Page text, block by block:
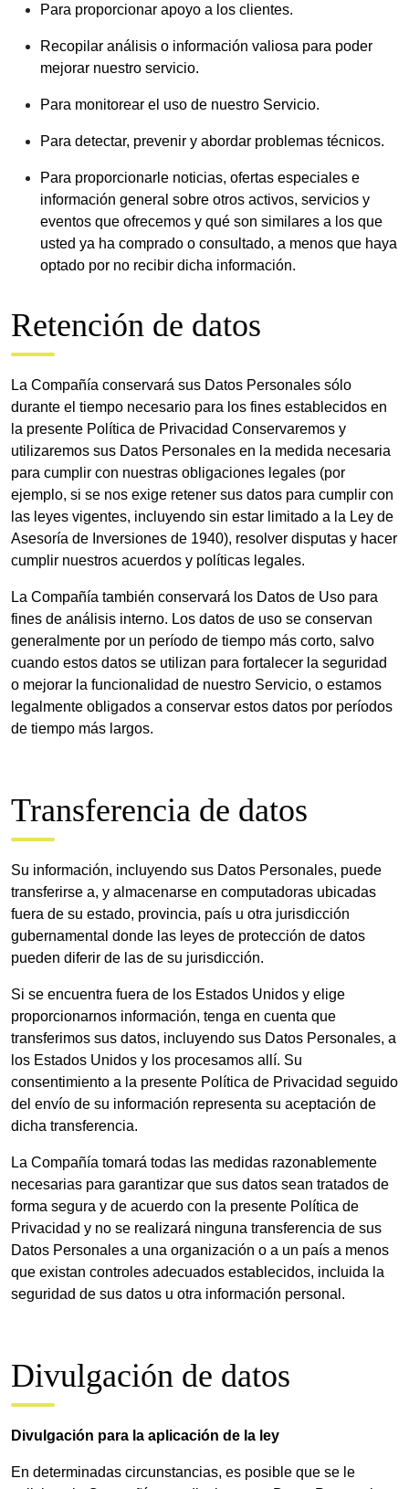
Para proporcionar apoyo a los clientes.
Recopilar análisis o información valiosa para poder
mejorar nuestro servicio.
Para monitorear el uso de nuestro Servicio.
Para detectar, prevenir y abordar problemas técnicos.
Para proporcionarle noticias, ofertas especiales e
información general sobre otros activos, servicios y
eventos que ofrecemos y qué son similares a los que
usted ya ha comprado o consultado, a menos que haya
optado por no recibir dicha información.
Retención de datos
La Compañía conservará sus Datos Personales sólo
durante el tiempo necesario para los fines establecidos en
la presente Política de Privacidad Conservaremos y
utilizaremos sus Datos Personales en la medida necesaria
para cumplir con nuestras obligaciones legales (por
ejemplo, si se nos exige retener sus datos para cumplir con
las leyes vigentes, incluyendo sin estar limitado a la Ley de
Asesoría de Inversiones de 1940), resolver disputas y hacer
cumplir nuestros acuerdos y políticas legales.
La Compañía también conservará los Datos de Uso para
fines de análisis interno. Los datos de uso se conservan
generalmente por un período de tiempo más corto, salvo
cuando estos datos se utilizan para fortalecer la seguridad
o mejorar la funcionalidad de nuestro Servicio, o estamos
legalmente obligados a conservar estos datos por períodos
de tiempo más largos.
Transferencia de datos
Su información, incluyendo sus Datos Personales, puede
transferirse a, y almacenarse en computadoras ubicadas
fuera de su estado, provincia, país u otra jurisdicción
gubernamental donde las leyes de protección de datos
pueden diferir de las de su jurisdicción.
Si se encuentra fuera de los Estados Unidos y elige
proporcionarnos información, tenga en cuenta que
transferimos sus datos, incluyendo sus Datos Personales, a
los Estados Unidos y los procesamos allí. Su
consentimiento a la presente Política de Privacidad seguido
del envío de su información representa su aceptación de
dicha transferencia.
La Compañía tomará todas las medidas razonablemente
necesarias para garantizar que sus datos sean tratados de
forma segura y de acuerdo con la presente Política de
Privacidad y no se realizará ninguna transferencia de sus
Datos Personales a una organización o a un país a menos
que existan controles adecuados establecidos, incluida la
seguridad de sus datos u otra información personal.
Divulgación de datos
Divulgación para la aplicación de la ley
En determinadas circunstancias, es posible que se le